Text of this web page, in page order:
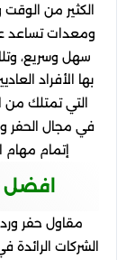
الكثير من
ومعدات تساعد
سهل وسريع،
بها الأفراد
التي تمتلك من
في مجال الحفر
إتمام
افضل
مقاول حفر
الشركات الرائدة